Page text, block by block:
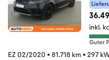
inkl.
Guter
EZ 02/2020 • 81.718 km • 297